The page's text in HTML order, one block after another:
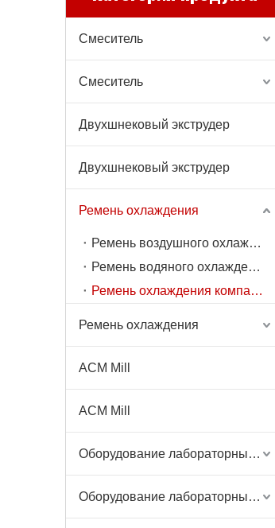
Смеситель
Смеситель
Двухшнековый экструдер
Двухшнековый экструдер
Ремень охлаждения
Ремень воздушного охлаждения
Ремень водяного охлаждения
Ремень охлаждения компактного типа из полиуретана
Ремень охлаждения
ACM Mill
ACM Mill
Оборудование лабораторных весов
Оборудование лабораторных весов